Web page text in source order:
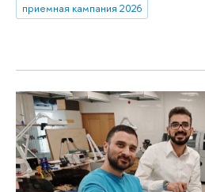
приемная кампания 2026